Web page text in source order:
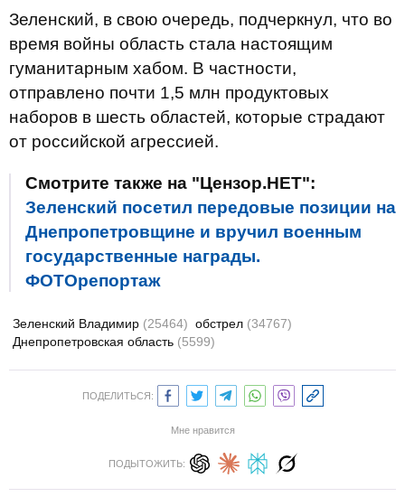
Зеленский, в свою очередь, подчеркнул, что во
время войны область стала настоящим
гуманитарным хабом. В частности,
отправлено почти 1,5 млн продуктовых
наборов в шесть областей, которые страдают
от российской агрессией.
Смотрите также на "Цензор.НЕТ":
Зеленский посетил передовые позиции на
Днепропетровщине и вручил военным
государственные награды.
ФОТОрепортаж
Зеленский Владимир (25464) обстрел (34767)
Днепропетровская область (5599)
ПОДЕЛИТЬСЯ:
Мне нравится
ПОДЫТОЖИТЬ: